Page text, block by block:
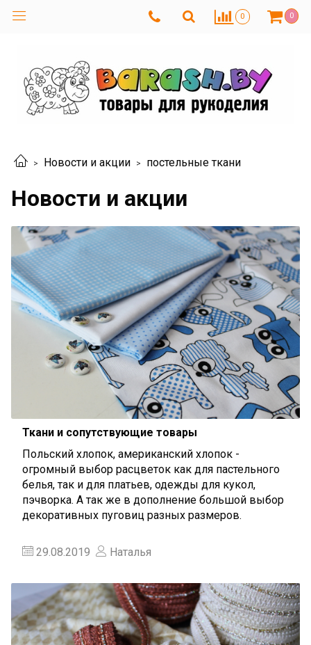
0 0
Новости и акции постельные ткани
Новости и акции
Ткани и сопутствующие товары
Польский хлопок, американский хлопок -
огромный выбор расцветок как для пастельного
белья, так и для платьев, одежды для кукол,
пэчворка. А так же в дополнение большой выбор
декоративных пуговиц разных размеров.
29.08.2019 Наталья